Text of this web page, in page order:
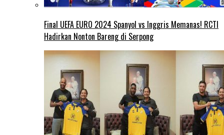
Final UEFA EURO 2024 Spanyol vs Inggris Memanas! RCTI
Hadirkan Nonton Bareng di Serpong